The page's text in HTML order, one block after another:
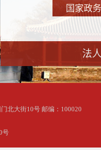
国家政
法